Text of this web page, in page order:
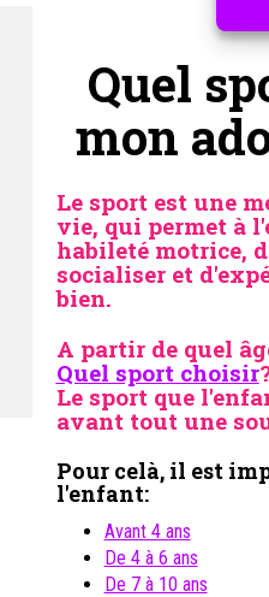
Quel
mon
Le sport est une
vie,qui permet à
habileté motrice,
socialiser et
bien.
A partir de quel
Quel sport choisir
Le sport que
avant tout une
Pour celà, il est
l'enfant:
Avant 4 ans
De 4 à 6 ans
De 7 à 10 ans